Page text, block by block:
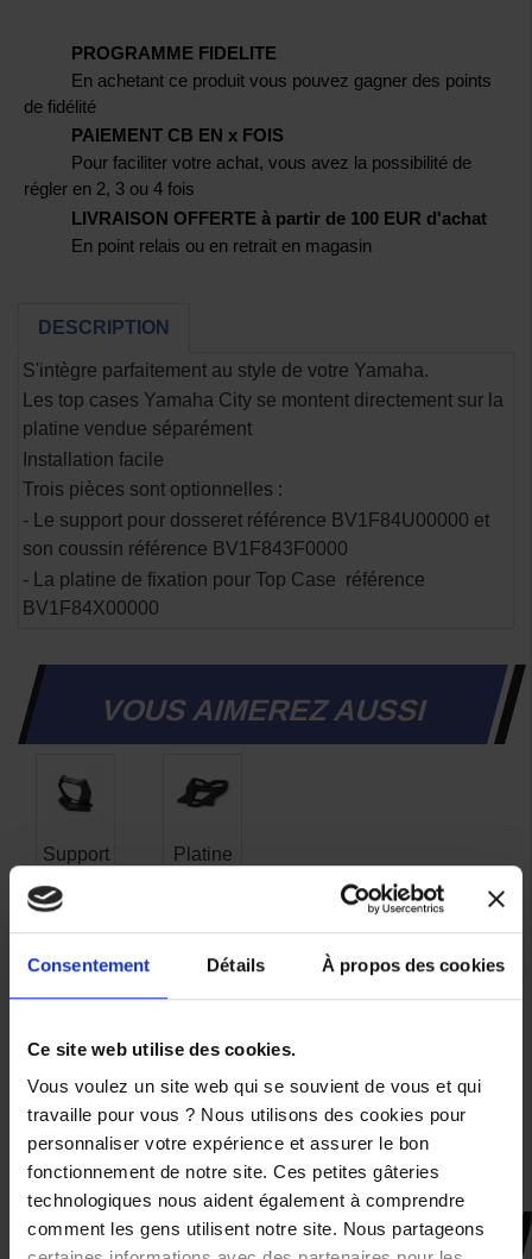
Consentement Détails À propos des cookies
Ce site web utilise des cookies.
Vous voulez un site web qui se souvient de vous et qui
travaille pour vous ? Nous utilisons des cookies pour
personnaliser votre expérience et assurer le bon
fonctionnement de notre site. Ces petites gâteries
technologiques nous aident également à comprendre
comment les gens utilisent notre site. Nous partageons
PROGRAMME FIDELITE
En achetant ce produit vous pouvez gagner des points
de fidélité
PAIEMENT CB EN x FOIS
Pour faciliter votre achat, vous avez la possibilité de
régler en 2, 3 ou 4 fois
LIVRAISON OFFERTE à partir de 100 EUR d'achat
En point relais ou en retrait en magasin
DESCRIPTION
S'intègre parfaitement au style de votre Yamaha.
Les top cases Yamaha City se montent directement sur la
platine vendue séparément
Installation facile
Trois pièces sont optionnelles :
- Le support pour dosseret référence BV1F84U00000 et
son coussin référence BV1F843F0000
- La platine de fixation pour Top Case référence
BV1F84X00000
VOUS AIMEREZ AUSSI
Support
dosseret
passager
Yamaha
T-MAX
et
Xmax
187,00 €
Platine
top
case
Yamaha